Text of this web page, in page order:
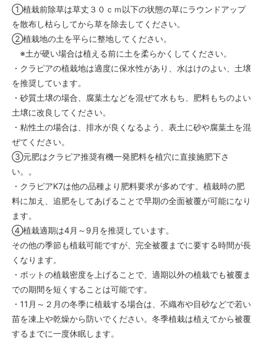
①植栽前除草は草丈３０ｃｍ以下の状態の草にラウンドアップ
を散布し枯らしてから草を除去してください。
②植栽地の土を平らに整地してください。
※土が硬い場合は植える前に土を柔らかくしてください。
・クラピアの植栽地は適度に保水性があり、水はけのよい、土壌
を推奨しています。
・砂質土壌の場合、腐葉土などを混ぜて水もち、肥料もちのよい
土壌に改良してください。
・粘性土の場合は、排水が良くなるよう、表土に砂や腐葉土を混
ぜてください。
③元肥はクラピア推奨有機一発肥料を植穴に直接施肥下さ
い。。
・クラピアK7は他の品種より肥料要求が多めです。植栽時の肥
料に加え、追肥をしてあげることで早期の全面被覆が可能になり
ます。
④植栽適期は4月～9月を推奨しています。
その他の季節も植栽可能ですが、完全被覆までに要する時間が長
くなります。
・ポットの植栽密度を上げることで、適期以外の植栽でも被覆ま
での期間を短くすることは可能です。
・11月～２月の冬季に植栽する場合は、不織布や目砂などで若い
苗を凍上や乾燥から防いでください。冬季植栽は植えてから被覆
するまでに一度休眠します。